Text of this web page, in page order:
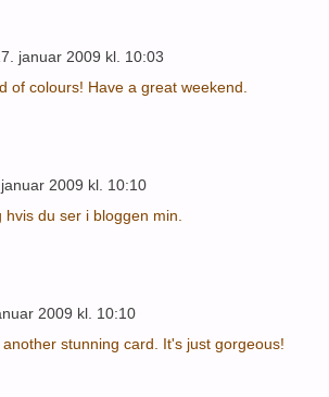
januar 2009 kl. 10:03
of colours! Have a great weekend.
2009 kl. 10:10
hvis du ser i bloggen min.
2009 kl. 10:10
stunning card. It's just gorgeous!